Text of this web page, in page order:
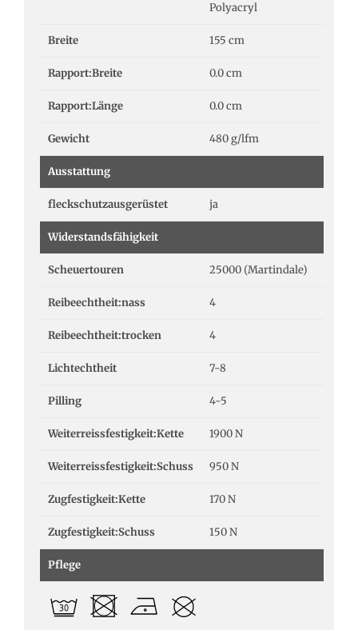
Polyacryl
Breite 155 cm
Rapport:Breite 0.0 cm
Rapport:Länge 0.0 cm
Gewicht 480 g/lfm
Ausstattung
fleckschutzausgerüstet ja
Widerstandsfähigkeit
Scheuertouren 25000 (Martindale)
Reibeechtheit:nass 4
Reibeechtheit:trocken 4
Lichtechtheit 7-8
Pilling 4-5
Weiterreissfestigkeit:Kette 1900 N
Weiterreissfestigkeit:Schuss 950 N
Zugfestigkeit:Kette 170 N
Zugfestigkeit:Schuss 150 N
Pflege